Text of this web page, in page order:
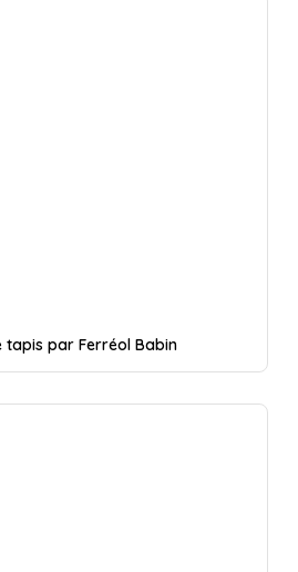
tapis par Ferréol Babin